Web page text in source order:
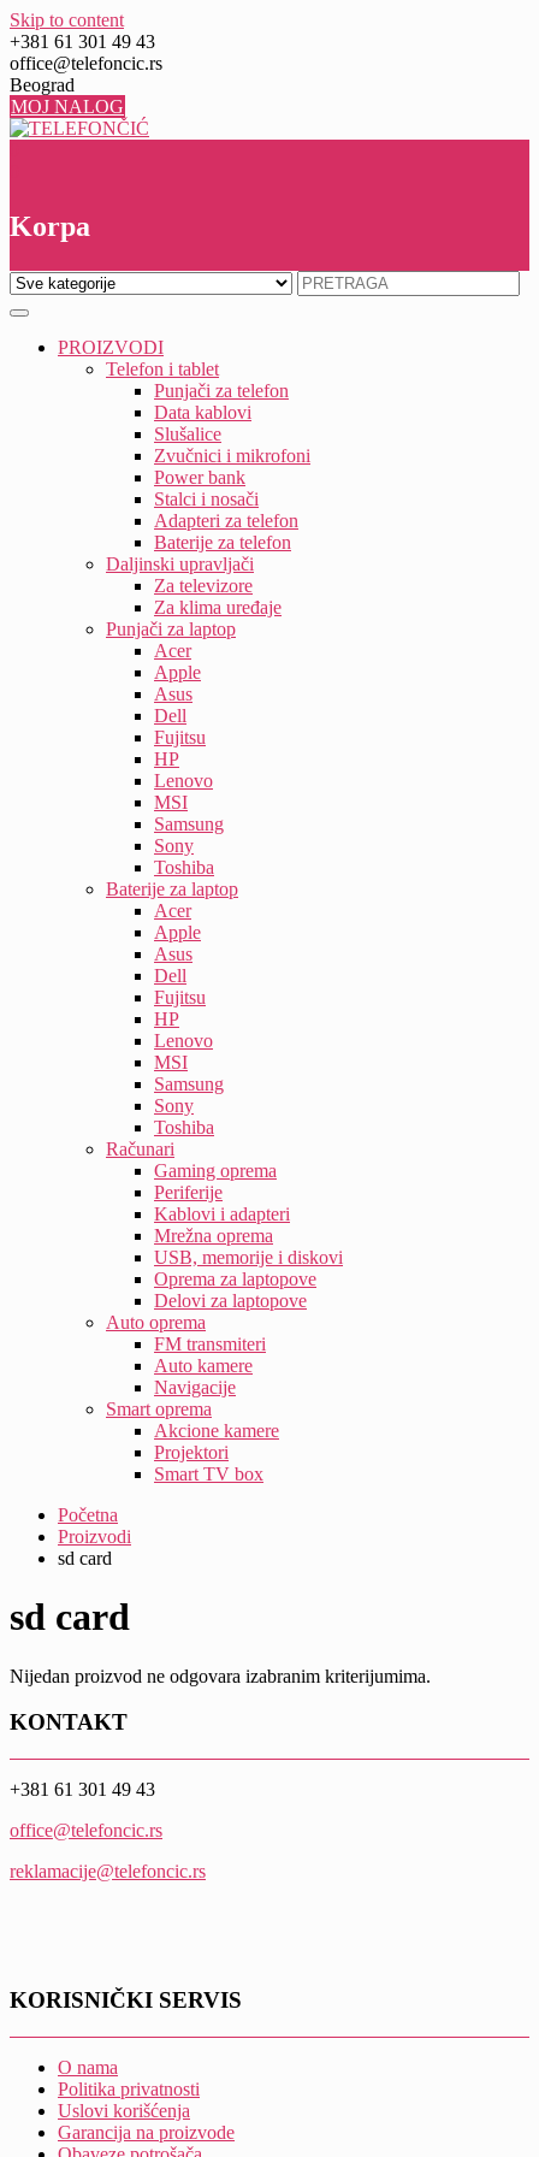
Skip to content
+381 61 301 49 43
office@telefoncic.rs
Beograd
MOJ NALOG
Korpa
PROIZVODI
Telefon i tablet
Punjači za telefon
Data kablovi
Slušalice
Zvučnici i mikrofoni
Power bank
Stalci i nosači
Adapteri za telefon
Baterije za telefon
Daljinski upravljači
Za televizore
Za klima uređaje
Punjači za laptop
Acer
Apple
Asus
Dell
Fujitsu
HP
Lenovo
MSI
Samsung
Sony
Toshiba
Baterije za laptop
Acer
Apple
Asus
Dell
Fujitsu
HP
Lenovo
MSI
Samsung
Sony
Toshiba
Računari
Gaming oprema
Periferije
Kablovi i adapteri
Mrežna oprema
USB, memorije i diskovi
Oprema za laptopove
Delovi za laptopove
Auto oprema
FM transmiteri
Auto kamere
Navigacije
Smart oprema
Akcione kamere
Projektori
Smart TV box
Početna
Proizvodi
sd card
sd card
Nijedan proizvod ne odgovara izabranim kriterijumima.
KONTAKT
+381 61 301 49 43
office@telefoncic.rs
reklamacije@telefoncic.rs
KORISNIČKI SERVIS
O nama
Politika privatnosti
Uslovi korišćenja
Garancija na proizvode